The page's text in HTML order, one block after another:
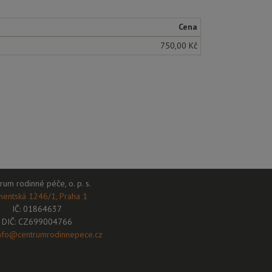
Cena
750,00 Kč
rodinné péče, o. p. s.
1246/1, Praha 1
IČ: 01864637
DIČ: CZ699004766